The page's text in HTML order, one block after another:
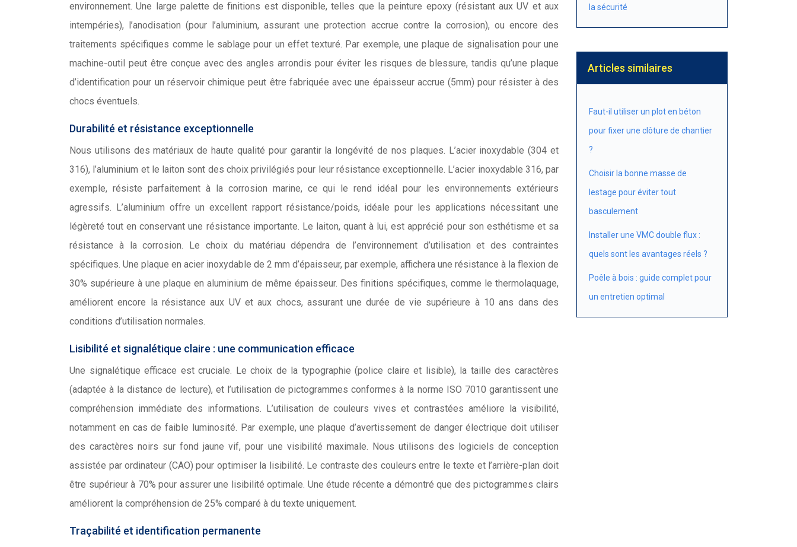
environnement. Une large palette de finitions est disponible, telles que la peinture epoxy (résistant aux UV et aux
intempéries), l’anodisation (pour l’aluminium, assurant une protection accrue contre la corrosion), ou encore des
traitements spécifiques comme le sablage pour un effet texturé. Par exemple, une plaque de signalisation pour une
machine-outil peut être conçue avec des angles arrondis pour éviter les risques de blessure, tandis qu’une plaque
d’identification pour un réservoir chimique peut être fabriquée avec une épaisseur accrue (5mm) pour résister à des
chocs éventuels.
Durabilité et résistance exceptionnelle
Nous utilisons des matériaux de haute qualité pour garantir la longévité de nos plaques. L’acier inoxydable (304 et
316), l’aluminium et le laiton sont des choix privilégiés pour leur résistance exceptionnelle. L’acier inoxydable 316, par
exemple, résiste parfaitement à la corrosion marine, ce qui le rend idéal pour les environnements extérieurs
agressifs. L’aluminium offre un excellent rapport résistance/poids, idéale pour les applications nécessitant une
légèreté tout en conservant une résistance importante. Le laiton, quant à lui, est apprécié pour son esthétisme et sa
résistance à la corrosion. Le choix du matériau dépendra de l’environnement d’utilisation et des contraintes
spécifiques. Une plaque en acier inoxydable de 2 mm d’épaisseur, par exemple, affichera une résistance à la flexion de
30% supérieure à une plaque en aluminium de même épaisseur. Des finitions spécifiques, comme le thermolaquage,
améliorent encore la résistance aux UV et aux chocs, assurant une durée de vie supérieure à 10 ans dans des
conditions d’utilisation normales.
Lisibilité et signalétique claire : une communication efficace
Une signalétique efficace est cruciale. Le choix de la typographie (police claire et lisible), la taille des caractères
(adaptée à la distance de lecture), et l’utilisation de pictogrammes conformes à la norme ISO 7010 garantissent une
compréhension immédiate des informations. L’utilisation de couleurs vives et contrastées améliore la visibilité,
notamment en cas de faible luminosité. Par exemple, une plaque d’avertissement de danger électrique doit utiliser
des caractères noirs sur fond jaune vif, pour une visibilité maximale. Nous utilisons des logiciels de conception
assistée par ordinateur (CAO) pour optimiser la lisibilité. Le contraste des couleurs entre le texte et l’arrière-plan doit
être supérieur à 70% pour assurer une lisibilité optimale. Une étude récente a démontré que des pictogrammes clairs
améliorent la compréhension de 25% comparé à du texte uniquement.
Traçabilité et identification permanente
la sécurité
Articles similaires
Faut-il utiliser un plot en béton
pour fixer une clôture de chantier
?
Choisir la bonne masse de
lestage pour éviter tout
basculement
Installer une VMC double flux :
quels sont les avantages réels ?
Poêle à bois : guide complet pour
un entretien optimal